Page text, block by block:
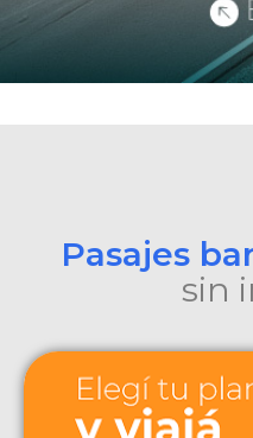
Pasajes
sin